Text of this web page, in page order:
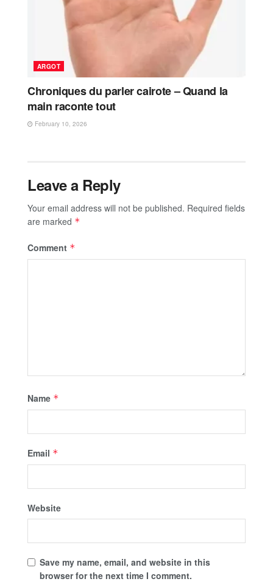
ARGOT
Chroniques du parler cairote – Quand la
main raconte tout
February 10, 2026
Leave a Reply
Your email address will not be published. Required fields
are marked *
Comment *
Name *
Email *
Website
Save my name, email, and website in this
browser for the next time I comment.